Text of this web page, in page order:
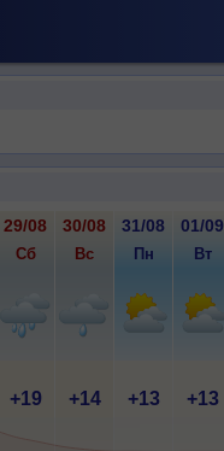
29/08 30/08 31/08 01/09
Сб Вс Пн Вт
+19 +14 +13 +13